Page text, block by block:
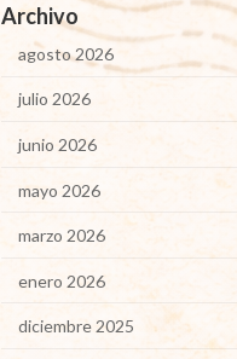
Archivo
agosto 2026
julio 2026
junio 2026
mayo 2026
marzo 2026
enero 2026
diciembre 2025